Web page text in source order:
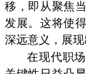
移，即从聚焦
发展。这将使
深远意义，展现
在现代职